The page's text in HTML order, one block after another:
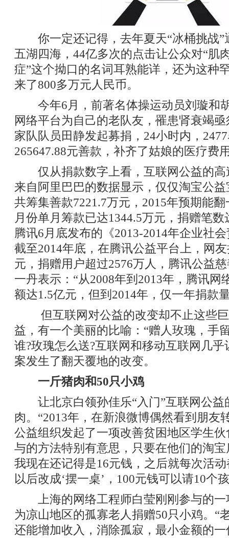
你一定还记得，去年夏天“冰桶挑战”
五湖四海，44亿多次的点击让公众对“肌
症”这个拗口的名词耳熟能详，还为这种
来了800多万元人民币。
今年6月，前著名体操运动员刘璇和
网络平台为自己的老队友，罹患肾衰竭
家队队员田静发起募捐，24小时内，
265647.88元善款，补齐了姑娘的医疗费
仅从捐款数字上看，互联网公益的高
来自阿里巴巴的数据显示，仅仅淘宝公
共筹集善款7221.7万元，2015年预期能
月份单月筹款已达1344.5万元，捐赠笔
腾讯6月底发布的《2013-2014年企业社
截至2014年底，在腾讯公益平台上，网
元，捐赠用户超过2576万人，腾讯公益
一丹表示：“从2008年到2013年，腾讯网
额达1.5亿元，但到2014年，仅一年捐款
但互联网对公益的改变却不止这些巨
益，有一个美丽的比喻：“赠人玫瑰，手
谁?玫瑰怎么送?互联网和移动互联网几
案发生了翻天覆地的改变。
一斤猪肉和50只小鸡
让北京白领孙佳乐“入门”互联网公益
肉。“2013年，在新浪微博偶然看到朋友
公益组织发起了一项改善贫困地区学生
与的方法特别有意思，只要在他们的淘
我现在还记得是16元钱，之后就每次活
以后改成‘摆一桌’，100元钱可以请10个
上海的网络工程师白莹刚刚参与的一
为凉山地区的孤寡老人捐赠50只小鸡。“
还能增加收入，消除孤寂，最小金额的